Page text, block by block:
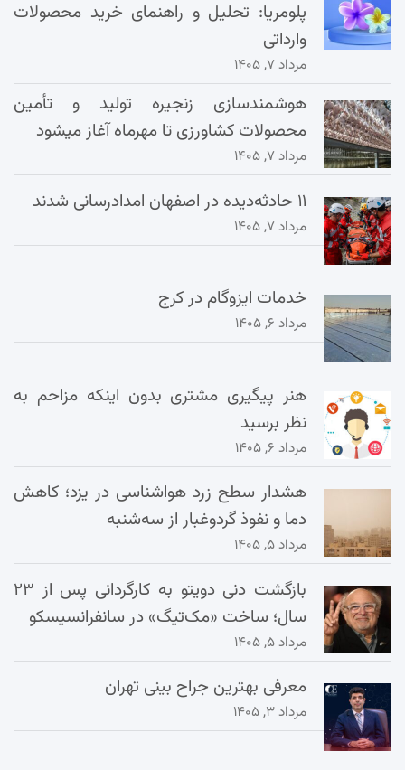
پلومریا: تحلیل و راهنمای خرید محصولات
وارداتی
مرداد ۷, ۱۴۰۵
هوشمندسازی زنجیره تولید و تأمین
محصولات کشاورزی تا مهرماه آغاز میشود
مرداد ۷, ۱۴۰۵
۱۱ حادثه‌دیده در اصفهان امدادرسانی شدند
مرداد ۷, ۱۴۰۵
خدمات ایزوگام در کرج
مرداد ۶, ۱۴۰۵
هنر پیگیری مشتری بدون اینکه مزاحم به
نظر برسید
مرداد ۶, ۱۴۰۵
هشدار سطح زرد هواشناسی در یزد؛ کاهش
دما و نفوذ گردوغبار از سه‌شنبه
مرداد ۵, ۱۴۰۵
بازگشت دنی دویتو به کارگردانی پس از ۲۳
سال؛ ساخت «مک‌تیگ» در سانفرانسیسکو
مرداد ۵, ۱۴۰۵
معرفی بهترین جراح بینی تهران
مرداد ۳, ۱۴۰۵